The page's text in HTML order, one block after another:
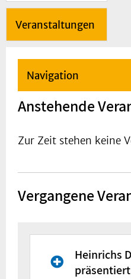
Veranstaltungen
Navigation
Anstehende
Zur Zeit stehen keine
Vergangene
Heinrichs